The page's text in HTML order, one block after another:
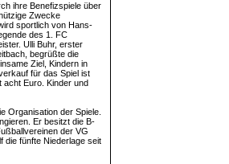
ihre Benefizspiele über
Zwecke
sportlich von Hans-
des 1. FC
Ulli Buhr, erster
begrüßte die
Ziel, Kindern in
für das Spiel ist
acht Euro. Kinder und
Organisation der Spiele.
Er besitzt die B-
der VG
die fünfte Niederlage seit